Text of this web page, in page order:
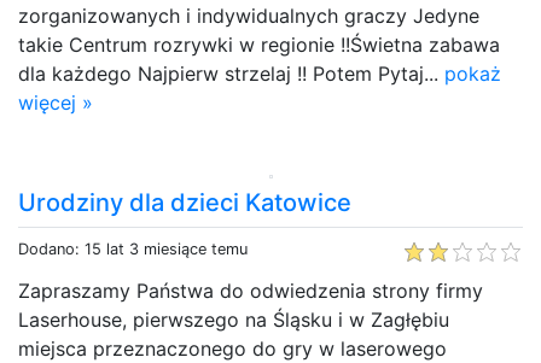
zorganizowanych i indywidualnych graczy Jedyne
takie Centrum rozrywki w regionie !!Świetna zabawa
dla każdego Najpierw strzelaj !! Potem Pytaj... pokaż
więcej »
Urodziny dla dzieci Katowice
Dodano: 15 lat 3 miesiące temu
Zapraszamy Państwa do odwiedzenia strony firmy
Laserhouse, pierwszego na Śląsku i w Zagłębiu
miejsca przeznaczonego do gry w laserowego